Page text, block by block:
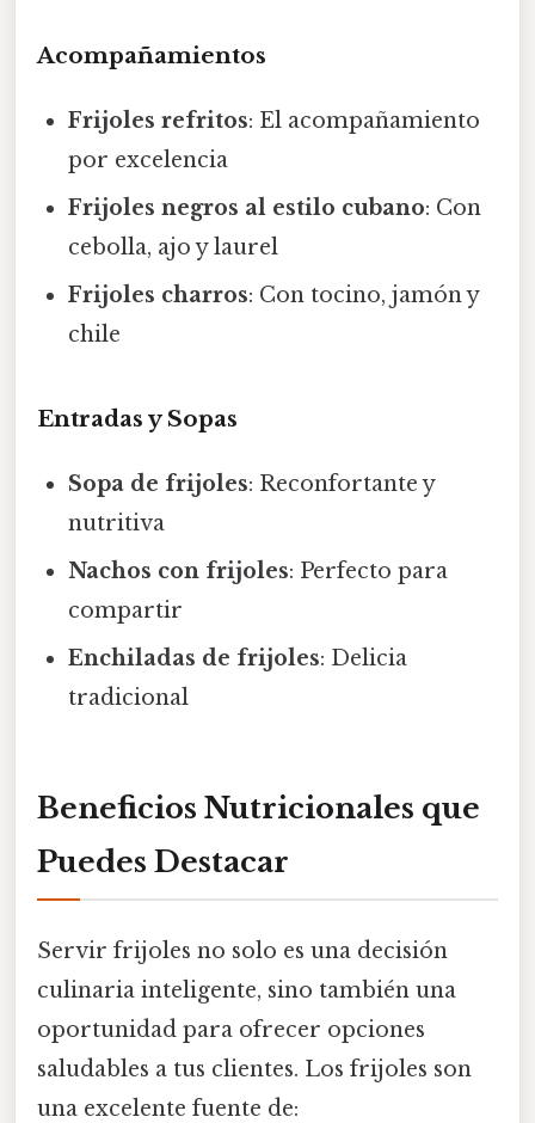
Acompañamientos
Frijoles refritos: El acompañamiento
por excelencia
Frijoles negros al estilo cubano: Con
cebolla, ajo y laurel
Frijoles charros: Con tocino, jamón y
chile
Entradas y Sopas
Sopa de frijoles: Reconfortante y
nutritiva
Nachos con frijoles: Perfecto para
compartir
Enchiladas de frijoles: Delicia
tradicional
Beneficios Nutricionales que
Puedes Destacar
Servir frijoles no solo es una decisión
culinaria inteligente, sino también una
oportunidad para ofrecer opciones
saludables a tus clientes. Los frijoles son
una excelente fuente de: